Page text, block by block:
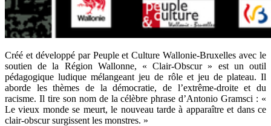
Créé et développé par Peuple et Culture Wallonie-Bruxelles avec le
soutien de la Région Wallonne, « Clair-Obscur » est un outil
pédagogique ludique mélangeant jeu de rôle et jeu de plateau. Il
aborde les thèmes de la démocratie, de l’extrême-droite et du
racisme. Il tire son nom de la célèbre phrase d’Antonio Gramsci : «
Le vieux monde se meurt, le nouveau tarde à apparaître et dans ce
clair-obscur surgissent les monstres. »